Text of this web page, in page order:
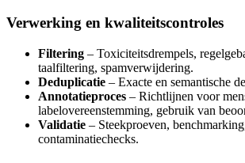
Verwerking en kwaliteitscontroles
Filtering – Toxiciteitsdrempels,
taalfiltering, spamverwijdering.
Deduplicatie – Exacte en semantische
Annotatieproces – Richtlijnen voor
labelovereenstemming, gebruik van
Validatie – Steekproeven,
contaminatiechecks.